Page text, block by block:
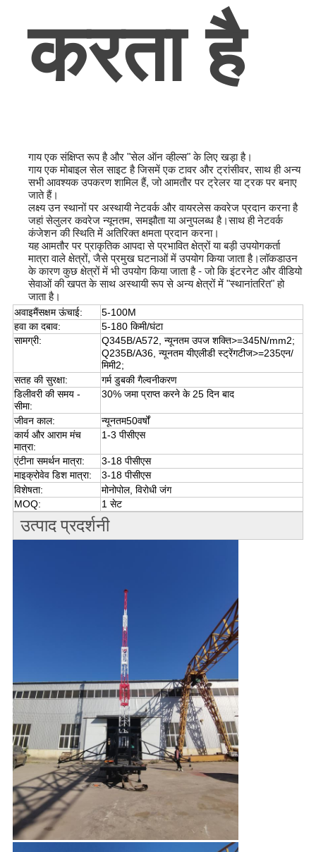
करता है
गाय एक संक्षिप्त रूप है और "सेल ऑन व्हील्स" के लिए खड़ा है।
गाय एक मोबाइल सेल साइट है जिसमें एक टावर और ट्रांसीवर, साथ ही अन्य
सभी आवश्यक उपकरण शामिल हैं, जो आमतौर पर ट्रेलर या ट्रक पर बनाए
जाते हैं।
लक्ष्य उन स्थानों पर अस्थायी नेटवर्क और वायरलेस कवरेज प्रदान करना है
जहां सेलुलर कवरेज न्यूनतम, समझौता या अनुपलब्ध है।साथ ही नेटवर्क
कंजेशन की स्थिति में अतिरिक्त क्षमता प्रदान करना।
यह आमतौर पर प्राकृतिक आपदा से प्रभावित क्षेत्रों या बड़ी उपयोगकर्ता
मात्रा वाले क्षेत्रों, जैसे प्रमुख घटनाओं में उपयोग किया जाता है।लॉकडाउन
के कारण कुछ क्षेत्रों में भी उपयोग किया जाता है - जो कि इंटरनेट और वीडियो
सेवाओं की खपत के साथ अस्थायी रूप से अन्य क्षेत्रों में "स्थानांतरित" हो
जाता है।
अवाइमैंसक्षम ऊंचाई:
5-100M
हवा का दबाव:
5-180 किमी/घंटा
सामग्री:
Q345B/A572, न्यूनतम उपज शक्ति>=345N/mm2;
Q235B/A36, न्यूनतम यीएलीडी स्ट्रेंगटीज>=235एन/
मिमी2;
सतह की सुरक्षा:
गर्म डुबकी गैल्वनीकरण
डिलीवरी की समय -
सीमा:
30% जमा प्राप्त करने के 25 दिन बाद
जीवन काल: न्यूनतम50वर्षों
कार्य और आराम मंच
मात्रा:
1-3 पीसीएस
एंटीना समर्थन मात्रा:
3-18 पीसीएस
माइक्रोवेव डिश मात्रा:
3-18 पीसीएस
विशेषता:
मोनोपोल, विरोधी जंग
MOQ:
1 सेट
उत्पाद प्रदर्शनी